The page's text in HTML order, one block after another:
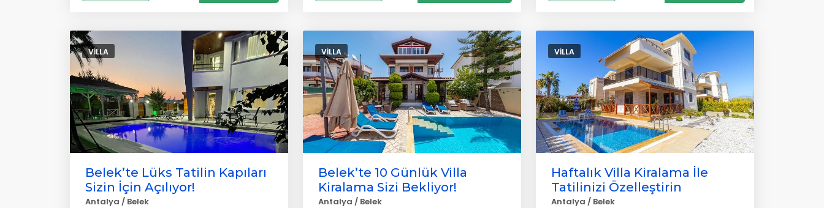
VILLA
Belek’te Lüks Tatilin Kapıları
Sizin İçin Açılıyor!
Antalya / Belek
VILLA
Belek’te 10 Günlük Villa
Kiralama Sizi Bekliyor!
Antalya / Belek
VILLA
Haftalık Villa Kiralama İle
Tatilinizi Özelleştirin
Antalya / Belek